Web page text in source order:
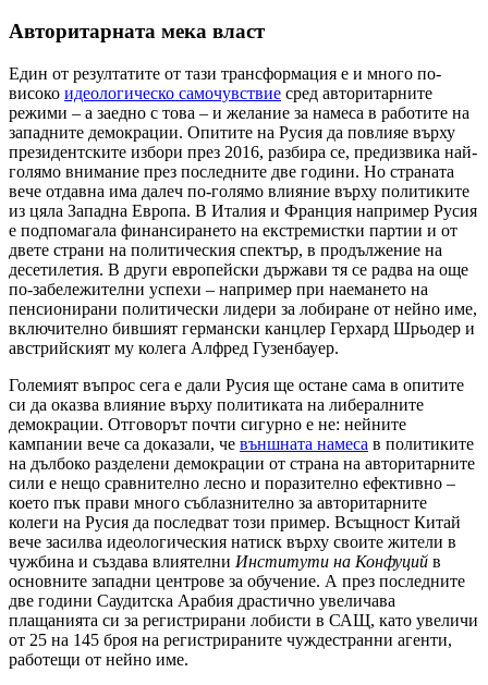
Авторитарната мека власт
Един от резултатите от тази трансформация е и много по-
високо идеологическо самочувствие сред авторитарните
режими – а заедно с това – и желание за намеса в работите на
западните демокрации. Опитите на Русия да повлияе върху
президентските избори през 2016, разбира се, предизвика най-
голямо внимание през последните две години. Но страната
вече отдавна има далеч по-голямо влияние върху политиките
из цяла Западна Европа. В Италия и Франция например Русия
е подпомагала финансирането на екстремистки партии и от
двете страни на политическия спектър, в продължение на
десетилетия. В други европейски държави тя се радва на още
по-забележителни успехи – например при наемането на
пенсионирани политически лидери за лобиране от нейно име,
включително бившият германски канцлер Герхард Шрьодер и
австрийският му колега Алфред Гузенбауер.
Големият въпрос сега е дали Русия ще остане сама в опитите
си да оказва влияние върху политиката на либералните
демокрации. Отговорът почти сигурно е не: нейните
кампании вече са доказали, че външната намеса в политиките
на дълбоко разделени демокрации от страна на авторитарните
сили е нещо сравнително лесно и поразително ефективно –
което пък прави много съблазнително за авторитарните
колеги на Русия да последват този пример. Всъщност Китай
вече засилва идеологическия натиск върху своите жители в
чужбина и създава влиятелни Институти на Конфуций в
основните западни центрове за обучение. А през последните
две години Саудитска Арабия драстично увеличава
плащанията си за регистрирани лобисти в САЩ, като увеличи
от 25 на 145 броя на регистрираните чуждестранни агенти,
работещи от нейно име.